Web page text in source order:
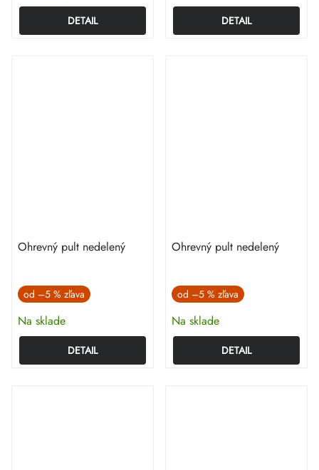
DETAIL DETAIL
Ohrevný pult nedelený
od –5 %
Na sklade
DETAIL
Ohrevný pult nedelený
od –5 %
Na sklade
DETAIL